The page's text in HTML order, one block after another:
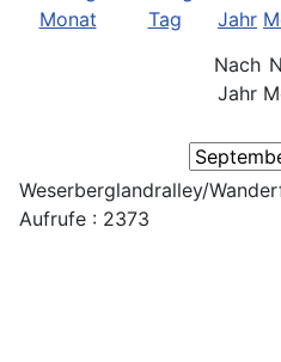
Nach
Jahr
Weserberglandralley/
Aufrufe : 2373